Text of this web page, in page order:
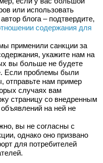
блога – подтвердите,
содержания для
применили санкции за
укажите нам на
вы больше не будете
Если проблемы были
отправьте нам пример
случаях вам
страницу со внедренным
на ней не
вы не согласны с
однако оно призвано
для потребителей